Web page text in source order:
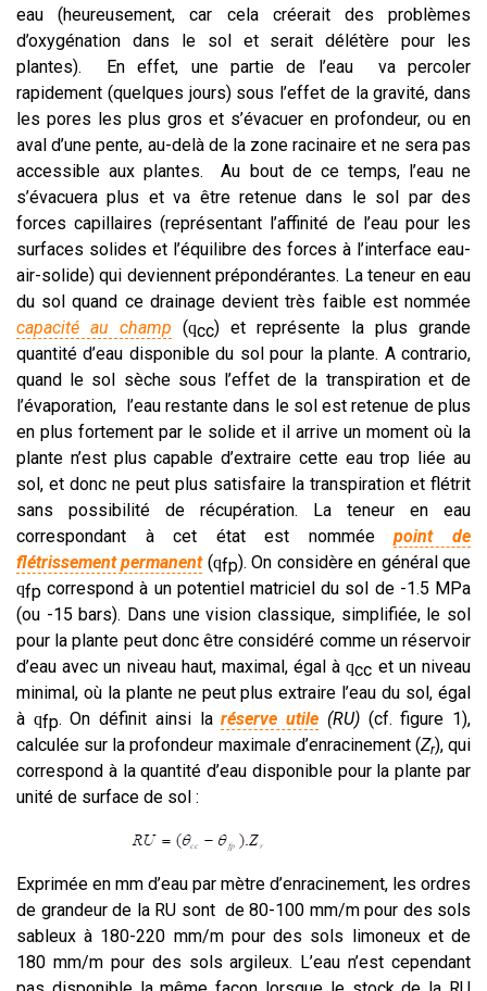
eau (heureusement, car cela créerait des problèmes
d’oxygénation dans le sol et serait délétère pour les
plantes). En effet, une partie de l’eau va percoler
rapidement (quelques jours) sous l’effet de la gravité, dans
les pores les plus gros et s’évacuer en profondeur, ou en
aval d’une pente, au-delà de la zone racinaire et ne sera pas
accessible aux plantes. Au bout de ce temps, l’eau ne
s’évacuera plus et va être retenue dans le sol par des
forces capillaires (représentant l’affinité de l’eau pour les
surfaces solides et l’équilibre des forces à l’interface eau-
air-solide) qui deviennent prépondérantes. La teneur en eau
du sol quand ce drainage devient très faible est nommée
capacité au champ (qcc) et représente la plus grande
quantité d’eau disponible du sol pour la plante. A contrario,
quand le sol sèche sous l’effet de la transpiration et de
l’évaporation, l’eau restante dans le sol est retenue de plus
en plus fortement par le solide et il arrive un moment où la
plante n’est plus capable d’extraire cette eau trop liée au
sol, et donc ne peut plus satisfaire la transpiration et flétrit
sans possibilité de récupération. La teneur en eau
correspondant à cet état est nomméepoint de
flétrissement permanent(qfp). On considère en général que
qfp correspond à un potentiel matriciel du sol de -1.5 MPa
(ou -15 bars). Dans une vision classique, simplifiée, le sol
pour la plante peut donc être considéré comme un réservoir
d’eau avec un niveau haut, maximal, égal àqcc et un niveau
minimal, où la plante ne peut plus extraire l’eau du sol, égal
à qfp. On définit ainsi laréserve utile (RU) (cf. figure 1),
calculée sur la profondeur maximale d’enracinement (Zr), qui
correspond à la quantité d’eau disponible pour la plante par
unité de surface de sol :
Exprimée en mm d’eau par mètre d’enracinement, les ordres
de grandeur de la RU sont de 80-100 mm/m pour des sols
sableux à 180-220 mm/m pour des sols limoneux et de
180 mm/m pour des sols argileux. L’eau n’est cependant